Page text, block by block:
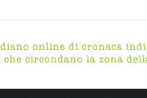
del centro storico di Fucecchio